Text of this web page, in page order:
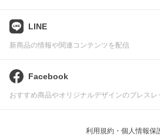
LINE
新商品の情報や関連コンテンツを配信
Facebook
おすすめ商品やオリジナルデザインのブレスレ
利用規約・個人情報保